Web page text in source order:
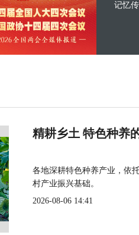
记忆
精耕乡土 特色种养
各地深耕特色种养产业，依
村产业振兴基础。
2026-08-06 14:41